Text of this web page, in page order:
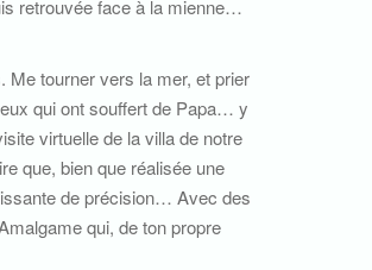
retrouvée face à la mienne…
Me tourner vers la mer, et prier
qui ont souffert de Papa… y
virtuelle de la villa de notre
que, bien que réalisée une
de précision… Avec des
qui, de ton propre